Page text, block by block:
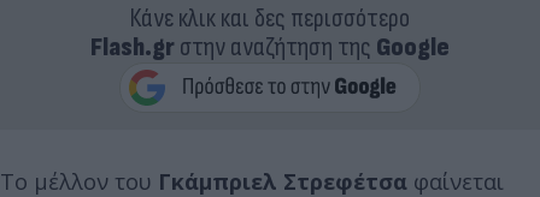
Κάνε κλικ και δες περισσότερο
Flash.grστην αναζήτηση της Google
Το μέλλον του Γκάμπριελ Στρεφέτσα φαίνεται